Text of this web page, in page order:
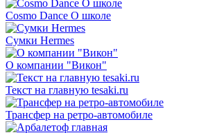
Cosmo Dance О школе
Сумки Hermes
О компании "Викон"
Текст на главную tesaki.ru
Трансфер на ретро-автомобиле